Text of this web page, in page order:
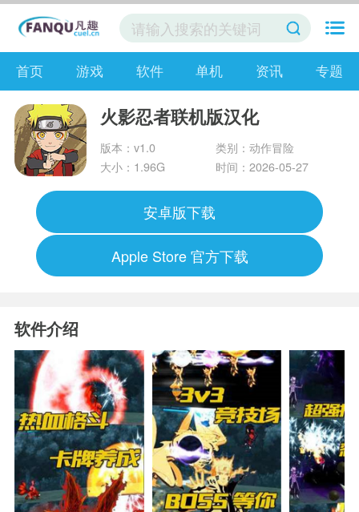
首页 游戏 软件 单机 资讯 专题
火影忍者联机版汉化
版本：v1.0
类别：动作冒险
大小：1.96G
时间：2026-05-27
安卓版下载
Apple Store 官方下载
软件介绍